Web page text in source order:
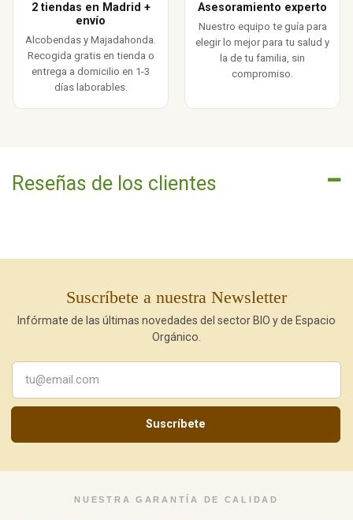
2 tiendas en Madrid +
envío
Alcobendas y Majadahonda.
Recogida gratis en tienda o
entrega a domicilio en 1-3
días laborables.
Asesoramiento experto
Nuestro equipo te guía para
elegir lo mejor para tu salud y
la de tu familia, sin
compromiso.
Reseñas de los clientes
Suscríbete a nuestra Newsletter
Infórmate de las últimas novedades del sector BIO y de Espacio
Orgánico.
Suscríbete
NUESTRA GARANTÍA DE CALIDAD